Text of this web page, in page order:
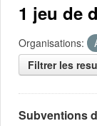
1 jeu de
Organisations:
Filtrer les
Subventions